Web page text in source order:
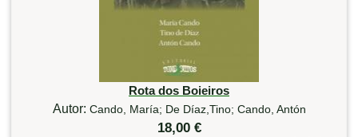
Rota dos Boieiros
Autor: Cando, María; De Díaz,Tino; Cando, Antón
18,00 €